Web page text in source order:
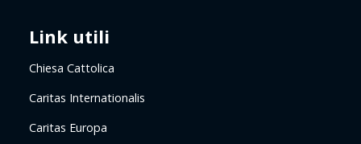
Link utili
Chiesa Cattolica
Caritas Internationalis
Caritas Europa